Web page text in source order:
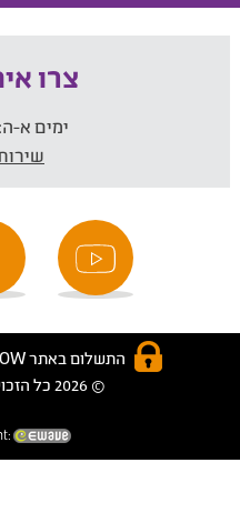
צרו
ימים א-ה:
התשלום באתר WOW מאובטח בטכנולוגית SSL
© 2026 כל הזכויות שמורות